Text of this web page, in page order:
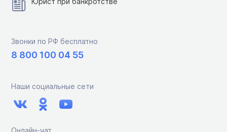
Звонки по РФ бесплатно
8 800 100 04 55
Наши социальные сети
Онлайн-чат